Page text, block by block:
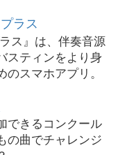
ラス
ス』は、伴奏音源
スティンをより身
スマホアプリ。
できるコンクール
の曲でチャレンジ